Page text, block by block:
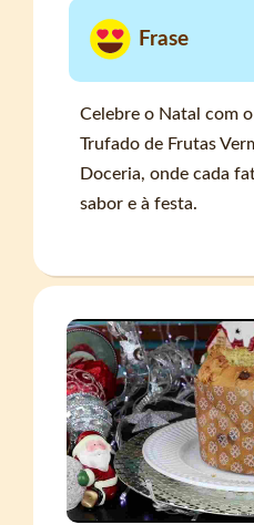
Frase
Celebre o Natal com
Trufado de Frutas
Doceria, onde cada
sabor e à festa.